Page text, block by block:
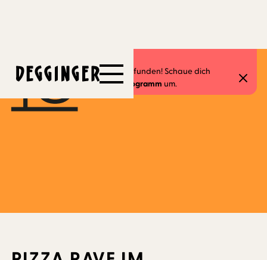
Dieses Event hat schon stattgefunden! Schaue dich
gerne in unseremaktuellen Programm um.
3.5.2026